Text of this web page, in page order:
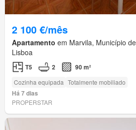
2 100 €/mês
Apartamento em Marvila, Município
Lisboa
T5 2 90 m²
Cozinha equipada Totalmente mobiliado
Há 7 dias
PROPERSTAR